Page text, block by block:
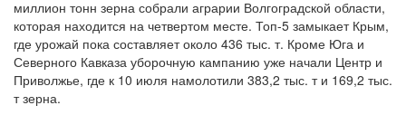
миллион тонн зерна собрали аграрии Волгоградской области,
которая находится на четвертом месте. Топ-5 замыкает Крым,
где урожай пока составляет около 436 тыс. т. Кроме Юга и
Северного Кавказа уборочную кампанию уже начали Центр и
Приволжье, где к 10 июля намолотили 383,2 тыс. т и 169,2 тыс.
т зерна.